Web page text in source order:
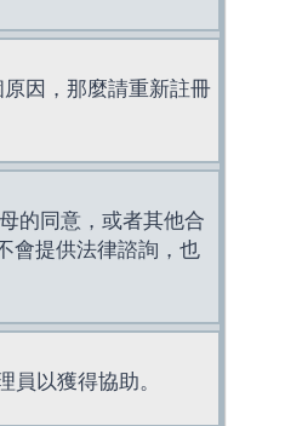
因，那麼請重新註冊
的同意，或者其他合
會提供法律諮詢，也
以獲得協助。